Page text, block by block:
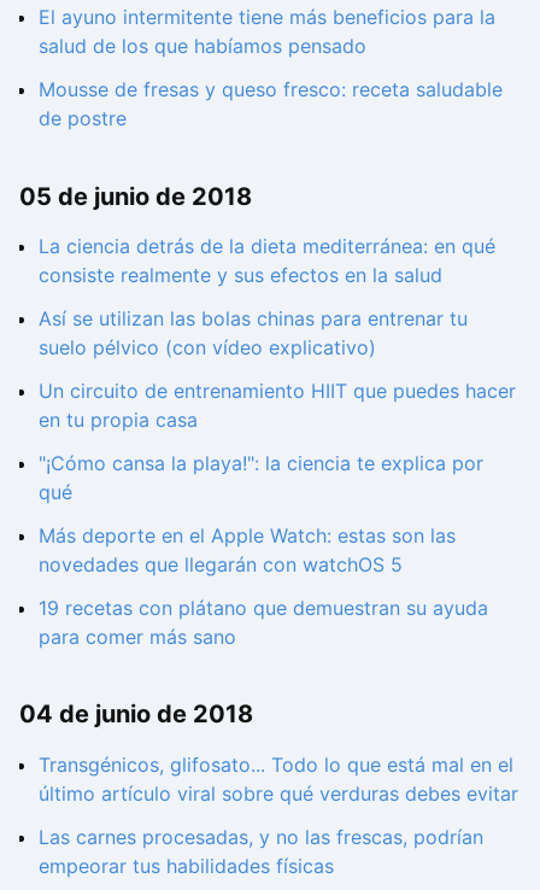
El ayuno intermitente tiene más beneficios para la
salud de los que habíamos pensado
Mousse de fresas y queso fresco: receta saludable
de postre
05 de junio de 2018
La ciencia detrás de la dieta mediterránea: en qué
consiste realmente y sus efectos en la salud
Así se utilizan las bolas chinas para entrenar tu
suelo pélvico (con vídeo explicativo)
Un circuito de entrenamiento HIIT que puedes hacer
en tu propia casa
"¡Cómo cansa la playa!": la ciencia te explica por
qué
Más deporte en el Apple Watch: estas son las
novedades que llegarán con watchOS 5
19 recetas con plátano que demuestran su ayuda
para comer más sano
04 de junio de 2018
Transgénicos, glifosato... Todo lo que está mal en el
último artículo viral sobre qué verduras debes evitar
Las carnes procesadas, y no las frescas, podrían
empeorar tus habilidades físicas